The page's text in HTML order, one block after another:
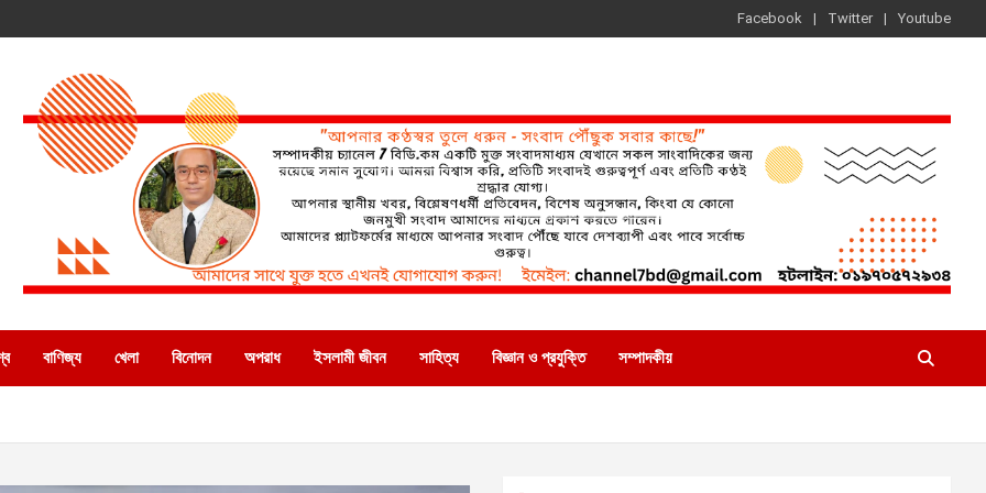
Facebook Twitter Youtube
বাণিজ্য খেলা বিনোদন অপরাধ ইসলামী জীবন সাহিত্য বিজ্ঞান ও প্রযুক্তি সম্পাদকীয়